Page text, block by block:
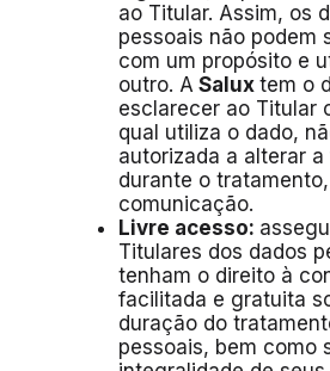
ao Titular. Assim, os
pessoais não podem
com um propósito e
outro. A Salux tem o
esclarecer ao Titular
qual utiliza o dado,
autorizada a alterar a
durante o
comunicação.
Livre acesso:
Titulares dos dados
tenham o direito à
facilitada e gratuita
duração do
pessoais, bem como